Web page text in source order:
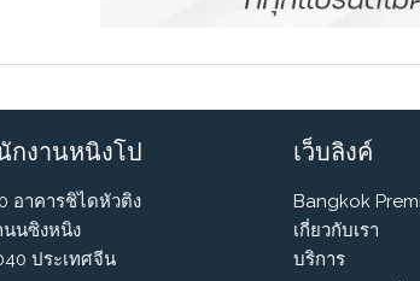
กงานหนิงโป
อาคารชิไดหัวติง
นนซิงหนิง
ประเทศจีน
เว็บลิงค์
Bangkok
เกี่ยวกับเรา
บริการ